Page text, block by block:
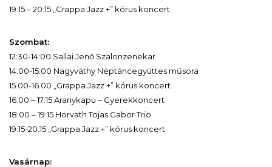
19:15 – 20:15 „Grappa Jazz +” kórus koncert
Szombat:
12:30-14:00 Sallai Jenő Szalonzenekar
14:00-15:00 Nagyváthy Néptáncegyüttes műsora
15.00-16.00 „Grappa Jazz +” kórus koncert
16:00 – 17:15 Aranykapu – Gyerekkoncert
18:00 – 19:15 Horvath Tojas Gabor Trio
19.15-20.15 „Grappa Jazz +” kórus koncert
Vasárnap: